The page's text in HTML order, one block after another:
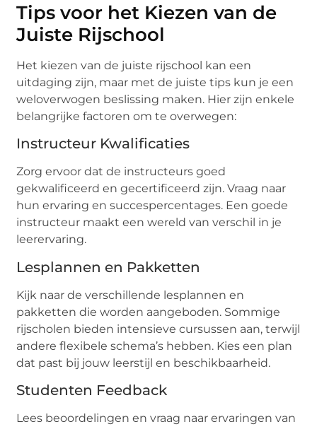
Tips voor het Kiezen van de
Juiste Rijschool
Het kiezen van de juiste rijschool kan een
uitdaging zijn, maar met de juiste tips kun je een
weloverwogen beslissing maken. Hier zijn enkele
belangrijke factoren om te overwegen:
Instructeur Kwalificaties
Zorg ervoor dat de instructeurs goed
gekwalificeerd en gecertificeerd zijn. Vraag naar
hun ervaring en succespercentages. Een goede
instructeur maakt een wereld van verschil in je
leerervaring.
Lesplannen en Pakketten
Kijk naar de verschillende lesplannen en
pakketten die worden aangeboden. Sommige
rijscholen bieden intensieve cursussen aan, terwijl
andere flexibele schema’s hebben. Kies een plan
dat past bij jouw leerstijl en beschikbaarheid.
Studenten Feedback
Lees beoordelingen en vraag naar ervaringen van